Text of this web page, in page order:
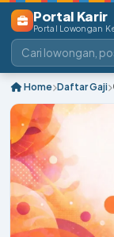
Portal Karir
Portal Lowongan
Home Daftar Gaji